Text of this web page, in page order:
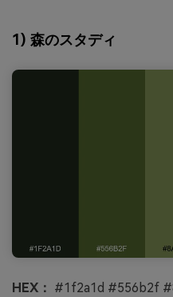
1) 森のスタディ
HEX： #1f2a1d #556b2f